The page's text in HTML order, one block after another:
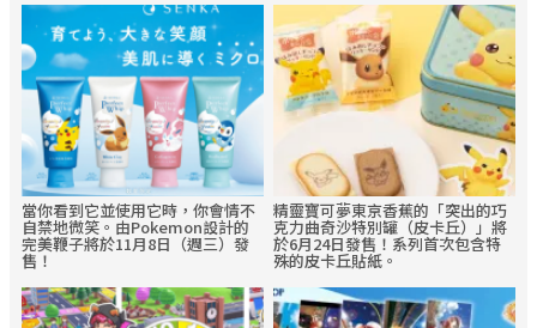
當你看到它並使用它時，你會情不
自禁地微笑。由Pokemon設計的
完美鞭子將於11月8日（週三）發
售！
精靈寶可夢東京香蕉的「突出的巧
克力曲奇沙特別罐（皮卡丘）」將
於6月24日發售！系列首次包含特
殊的皮卡丘貼紙。